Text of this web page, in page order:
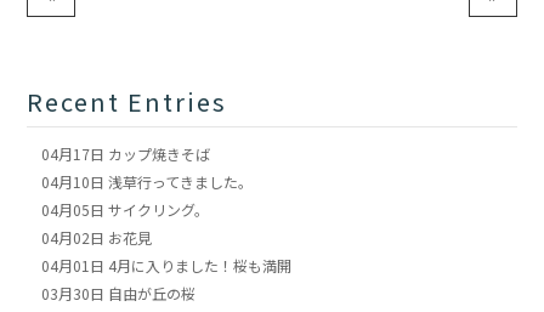
Recent Entries
04月17日 カップ焼きそば
04月10日 浅草行ってきました。
04月05日 サイクリング。
04月02日 お花見
04月01日 4月に入りました！桜も満開
03月30日 自由が丘の桜